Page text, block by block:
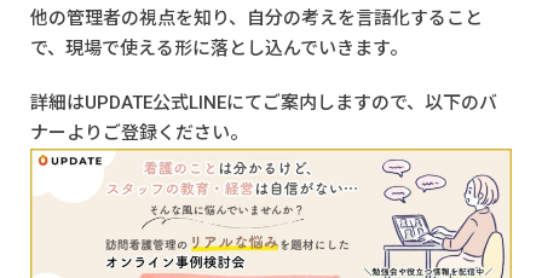
他の管理者の視点を知り、自分の考えを言語化すること
で、現場で使える形に落とし込んでいきます。
詳細はUPDATE公式LINEにてご案内しますので、以下のバ
ナーよりご登録ください。